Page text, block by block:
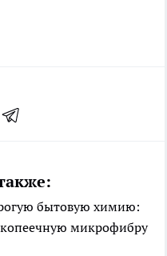
бытовую химию:
копеечную микрофибру